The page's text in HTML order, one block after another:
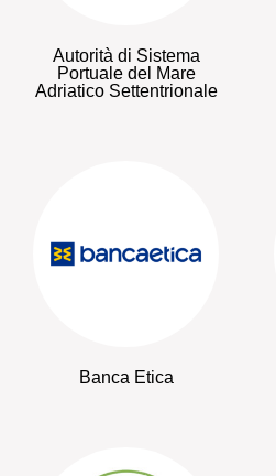
Autorità di Sistema
Portuale del Mare
Adriatico Settentrionale
Banca Etica